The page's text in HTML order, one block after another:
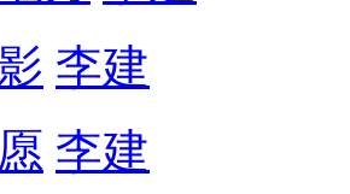
李建
李建